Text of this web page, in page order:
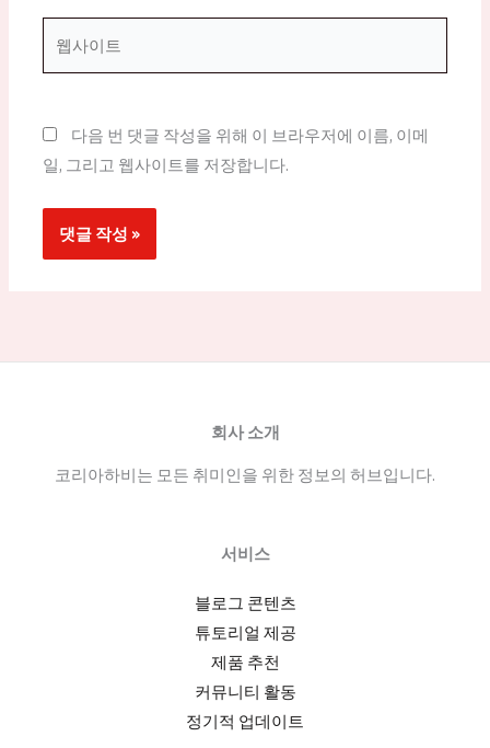
*
다음 번 댓글 작성을 위해 이 브라우저에 이름, 이메
일, 그리고 웹사이트를 저장합니다.
회사 소개
코리아하비는 모든 취미인을 위한 정보의 허브입니다.
서비스
블로그 콘텐츠
튜토리얼 제공
제품 추천
커뮤니티 활동
정기적 업데이트